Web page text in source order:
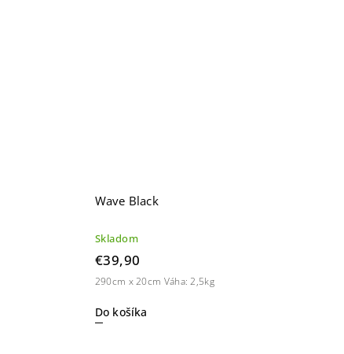
Wave Black
Skladom
€39,90
Do košíka
290cm x 20cm Váha: 2,5kg